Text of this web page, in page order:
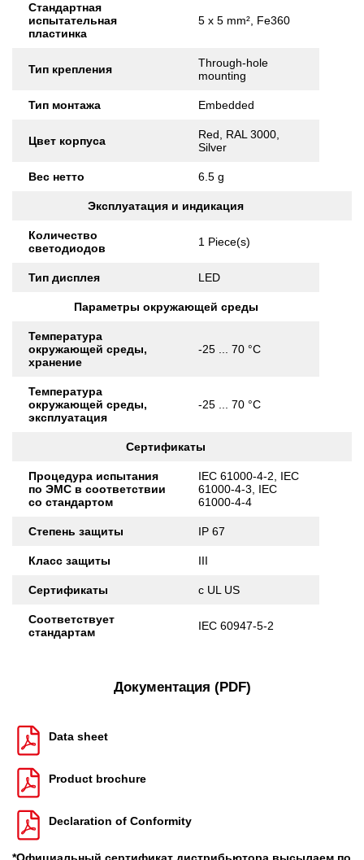
Стандартная
испытательная
пластинка
5 x 5 mm², Fe360
Тип крепления
Through-hole
mounting
Тип монтажа Embedded
Цвет корпуса
Red, RAL 3000,
Silver
Вес нетто 6.5 g
Эксплуатация и индикация
Количество
светодиодов
1 Piece(s)
Тип дисплея LED
Параметры окружающей среды
Температура
окружающей среды,
хранение
-25 ... 70 °C
Температура
окружающей среды,
эксплуатация
-25 ... 70 °C
Сертификаты
Процедура испытания
по ЭМС в соответствии
со стандартом
IEC 61000-4-2, IEC
61000-4-3, IEC
61000-4-4
Степень защиты IP 67
Класс защиты III
Сертификаты c UL US
Соответствует
стандартам
IEC 60947-5-2
Документация (PDF)
Data sheet
Product brochure
Declaration of Conformity